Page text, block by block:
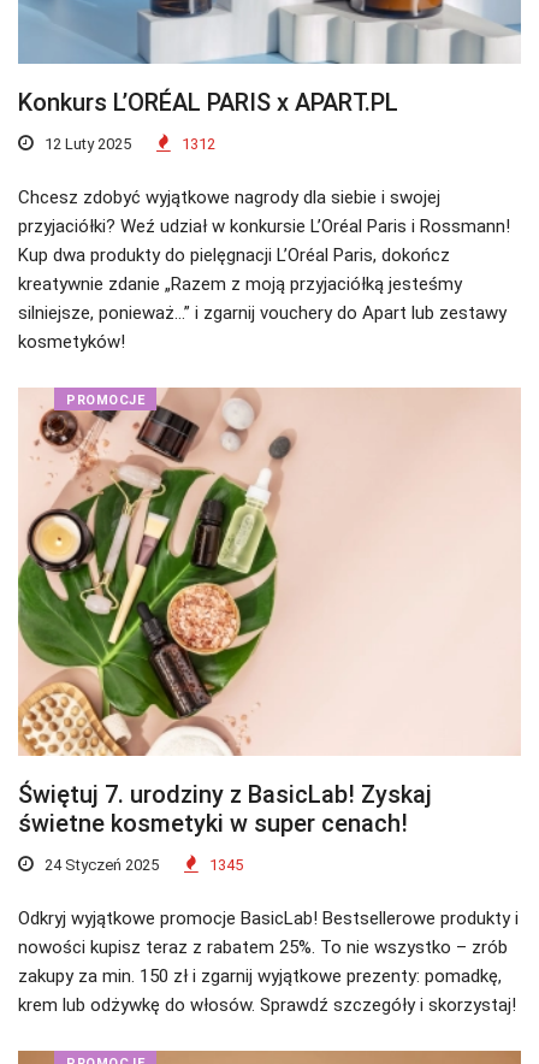
Konkurs L’ORÉAL PARIS x APART.PL
12 Luty 2025 1312
Chcesz zdobyć wyjątkowe nagrody dla siebie i swojej
przyjaciółki? Weź udział w konkursie L’Oréal Paris i Rossmann!
Kup dwa produkty do pielęgnacji L’Oréal Paris, dokończ
kreatywnie zdanie „Razem z moją przyjaciółką jesteśmy
silniejsze, ponieważ…” i zgarnij vouchery do Apart lub zestawy
kosmetyków!
PROMOCJE
Świętuj 7. urodziny z BasicLab! Zyskaj
świetne kosmetyki w super cenach!
24 Styczeń 2025 1345
Odkryj wyjątkowe promocje BasicLab! Bestsellerowe produkty i
nowości kupisz teraz z rabatem 25%. To nie wszystko – zrób
zakupy za min. 150 zł i zgarnij wyjątkowe prezenty: pomadkę,
krem lub odżywkę do włosów. Sprawdź szczegóły i skorzystaj!